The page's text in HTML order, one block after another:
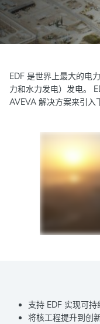
EDF 是世界上最大的电
力和水力发电）发电。
AVEVA 解决方案来引入
支持 EDF 实现可
将核工程提升到创